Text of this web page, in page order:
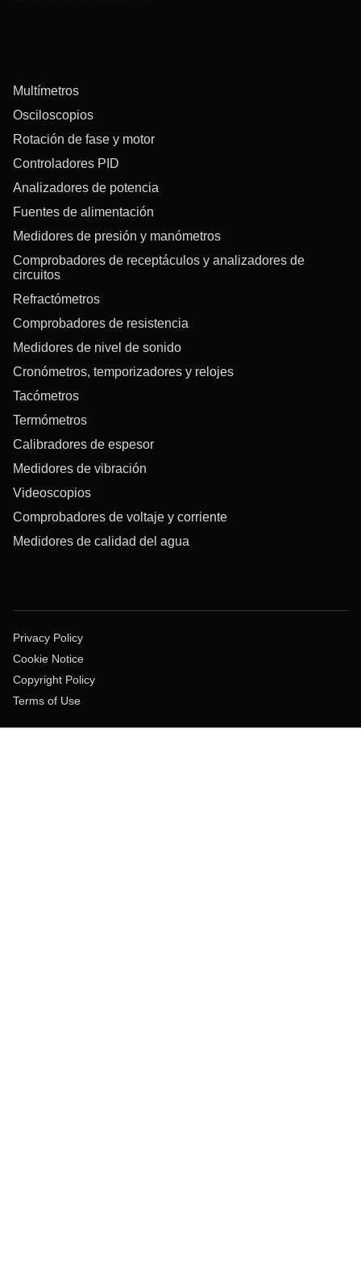
Multímetros
Osciloscopios
Rotación de fase y motor
Controladores PID
Analizadores de potencia
Fuentes de alimentación
Medidores de presión y manómetros
Comprobadores de receptáculos y analizadores de
circuitos
Refractómetros
Comprobadores de resistencia
Medidores de nivel de sonido
Cronómetros, temporizadores y relojes
Tacómetros
Termómetros
Calibradores de espesor
Medidores de vibración
Videoscopios
Comprobadores de voltaje y corriente
Medidores de calidad del agua
Privacy Policy
Cookie Notice
Copyright Policy
Terms of Use